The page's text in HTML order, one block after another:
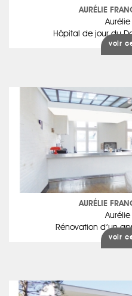
AURÉLIE
Aurélie
Hôpital de jour du
voir
AURÉLIE
Aurélie
Rénovation d’un
voir